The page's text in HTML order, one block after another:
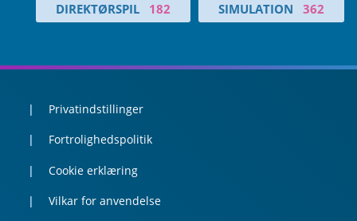
DIREKTØRSPIL 182 SIMULATION 362
Privatindstillinger
Fortrolighedspolitik
Cookie erklæring
Vilkar for anvendelse